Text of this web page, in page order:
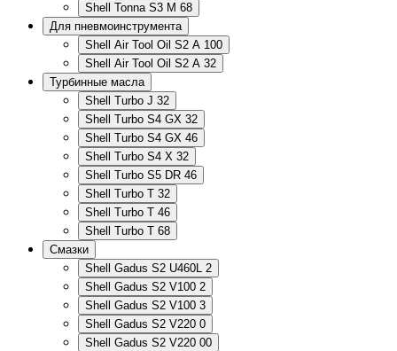
Shell Tonna S3 M 68
Для пневмоинструмента
Shell Air Tool Oil S2 A 100
Shell Air Tool Oil S2 A 32
Турбинные масла
Shell Turbo J 32
Shell Turbo S4 GX 32
Shell Turbo S4 GX 46
Shell Turbo S4 X 32
Shell Turbo S5 DR 46
Shell Turbo T 32
Shell Turbo T 46
Shell Turbo T 68
Смазки
Shell Gadus S2 U460L 2
Shell Gadus S2 V100 2
Shell Gadus S2 V100 3
Shell Gadus S2 V220 0
Shell Gadus S2 V220 00